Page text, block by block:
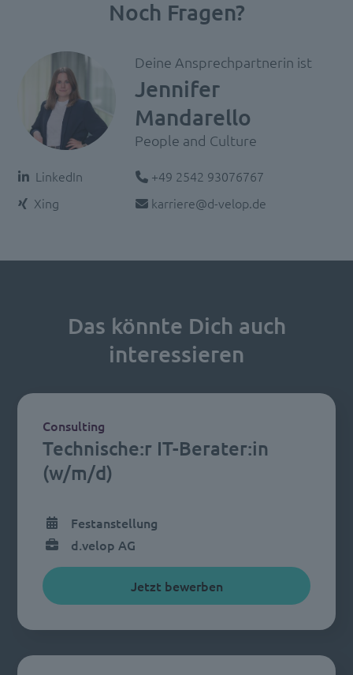
Noch Fragen?
Deine Ansprechpartnerin ist
Jennifer
Mandarello
People and Culture
LinkedIn
Xing
Telefon:
+49 2542 93076767
E-Mail:
karriere@d-velop.de
Das könnte Dich auch
interessieren
Technische:r IT-Berater:in
(w/m/d)
Consulting
Festanstellung
d.velop AG
Jetzt bewerben